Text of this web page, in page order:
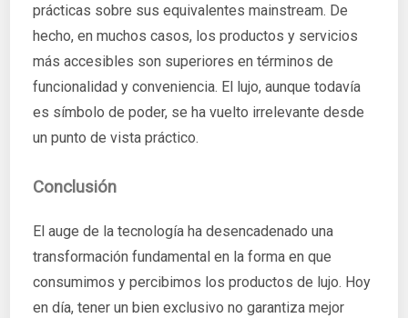
prácticas sobre sus equivalentes mainstream. De
hecho, en muchos casos, los productos y servicios
más accesibles son superiores en términos de
funcionalidad y conveniencia. El lujo, aunque todavía
es símbolo de poder, se ha vuelto irrelevante desde
un punto de vista práctico.
Conclusión
El auge de la tecnología ha desencadenado una
transformación fundamental en la forma en que
consumimos y percibimos los productos de lujo. Hoy
en día, tener un bien exclusivo no garantiza mejor